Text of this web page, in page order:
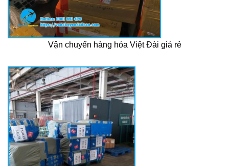
Vận chuyển hàng hóa Việt Đài giá rẻ